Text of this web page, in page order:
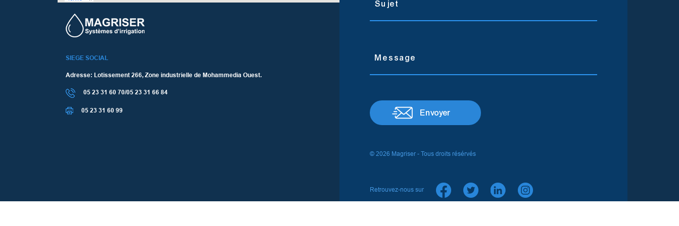
SIEGE SOCIAL
Adresse: Lotissement 266, Zone industrielle de Mohammedia Ouest.
05 23 31 60 70/05 23 31 66 84
05 23 31 60 99 Envoyer
© 2026 Magriser - Tous droits résérvés
Retrouvez-nous sur